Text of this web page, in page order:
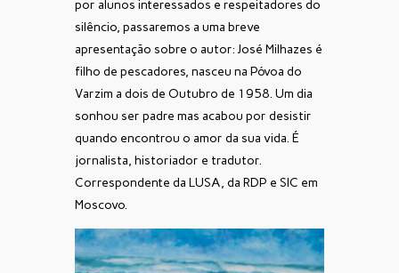
por alunos interessados e respeitadores do
silêncio, passaremos a uma breve
apresentação sobre o autor: José Milhazes é
filho de pescadores, nasceu na Póvoa do
Varzim a dois de Outubro de 1958. Um dia
sonhou ser padre mas acabou por desistir
quando encontrou o amor da sua vida. É
jornalista, historiador e tradutor.
Correspondente da LUSA, da RDP e SIC em
Moscovo.